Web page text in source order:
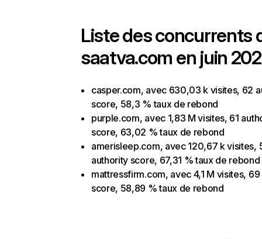
Liste des concurrents
saatva.com en juin
casper.com, avec 630,03 k visites, 62
score, 58,3 % taux de rebond
purple.com, avec 1,83 M visites, 61
score, 63,02 % taux de rebond
amerisleep.com, avec 120,67 k visites,
authority score, 67,31 % taux de rebond
mattressfirm.com, avec 4,1 M visites,
score, 58,89 % taux de rebond